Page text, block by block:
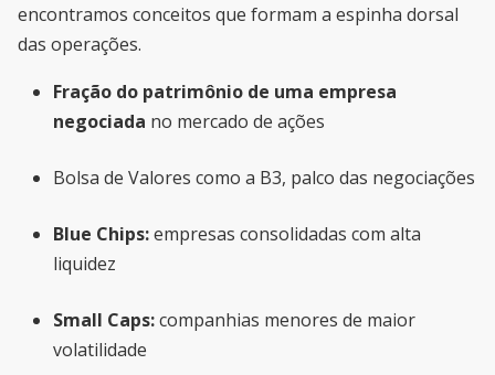
encontramos conceitos que formam a espinha dorsal
das operações.
Fração do patrimônio de uma empresa
negociada no mercado de ações
Bolsa de Valores como a B3, palco das negociações
Blue Chips:empresas consolidadas com alta
liquidez
Small Caps:companhias menores de maior
volatilidade